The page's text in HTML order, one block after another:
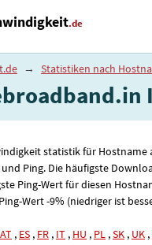
.de
→ Statistiken nach
statistik für
Ping. Die häufigste
Ping-Wert für diesen
Wert -9% (niedriger ist
AT , ES , FR , IT , HU , PL ,SK , UK ,